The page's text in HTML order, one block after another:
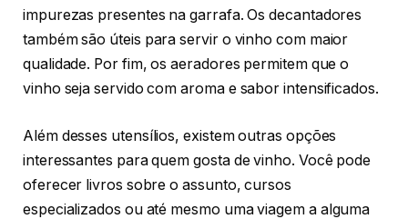
impurezas presentes na garrafa. Os decantadores
também são úteis para servir o vinho com maior
qualidade. Por fim, os aeradores permitem que o
vinho seja servido com aroma e sabor intensificados.
Além desses utensílios, existem outras opções
interessantes para quem gosta de vinho. Você pode
oferecer livros sobre o assunto, cursos
especializados ou até mesmo uma viagem a alguma